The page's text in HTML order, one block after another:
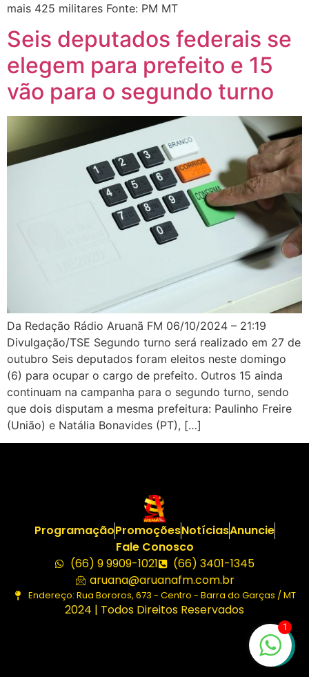
mais 425 militares Fonte: PM MT
Seis deputados federais se
elegem para prefeito e 15
vão para o segundo turno
Da Redação Rádio Aruanã FM 06/10/2024 – 21:19
Divulgação/TSE Segundo turno será realizado em 27 de
outubro Seis deputados foram eleitos neste domingo
(6) para ocupar o cargo de prefeito. Outros 15 ainda
continuam na campanha para o segundo turno, sendo
que dois disputam a mesma prefeitura: Paulinho Freire
(União) e Natália Bonavides (PT), […]
ProgramaçãoPromoçõesNotíciasAnuncie
Fale Conosco
(66) 9 9909-1021
(66) 3401-1345
aruana@aruanafm.com.br
Endereço: Rua Bororos, 673 - Centro - Barra do Garças / MT
2024 | Todos Direitos Reservados
1